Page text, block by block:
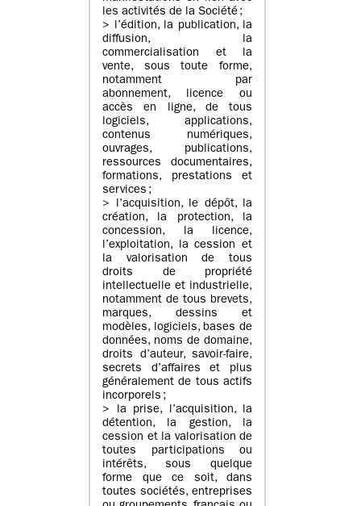
les activités de la Société ;
> l’édition, la publication, la
diffusion, la
commercialisation et la
vente, sous toute forme,
notamment par
abonnement, licence ou
accès en ligne, de tous
logiciels, applications,
contenus numériques,
ouvrages, publications,
ressources documentaires,
formations, prestations et
services ;
> l’acquisition, le dépôt, la
création, la protection, la
concession, la licence,
l’exploitation, la cession et
la valorisation de tous
droits de propriété
intellectuelle et industrielle,
notamment de tous brevets,
marques, dessins et
modèles, logiciels, bases de
données, noms de domaine,
droits d’auteur, savoir-faire,
secrets d’affaires et plus
généralement de tous actifs
incorporels ;
> la prise, l’acquisition, la
détention, la gestion, la
cession et la valorisation de
toutes participations ou
intérêts, sous quelque
forme que ce soit, dans
toutes sociétés, entreprises